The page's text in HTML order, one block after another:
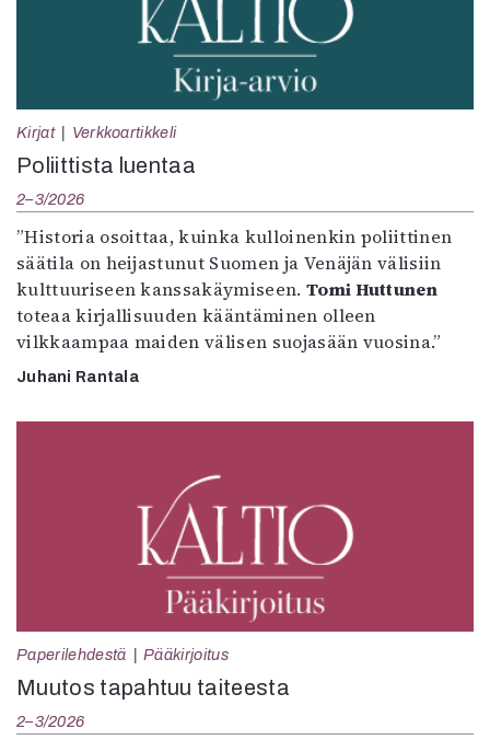
Kirjat Verkkoartikkeli
Poliittista luentaa
2–3/2026
”Historia osoittaa, kuinka kulloinenkin poliittinen
säätila on heijastunut Suomen ja Venäjän välisiin
kulttuuriseen kanssakäymiseen. Tomi Huttunen
toteaa kirjallisuuden kääntäminen olleen
vilkkaampaa maiden välisen suojasään vuosina.”
Juhani Rantala
Paperilehdestä Pääkirjoitus
Muutos tapahtuu taiteesta
2–3/2026